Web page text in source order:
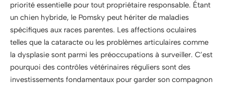
priorité essentielle pour tout propriétaire responsable. Étant
un chien hybride, le Pomsky peut hériter de maladies
spécifiques aux races parentes. Les affections oculaires
telles que la cataracte ou les problèmes articulaires comme
la dysplasie sont parmi les préoccupations à surveiller. C’est
pourquoi des contrôles vétérinaires réguliers sont des
investissements fondamentaux pour garder son compagnon